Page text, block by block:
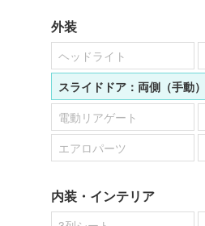
外装
ヘッドライト
スライドドア： 両側（手動）
電動リアゲート
エアロパーツ
内装・インテリア